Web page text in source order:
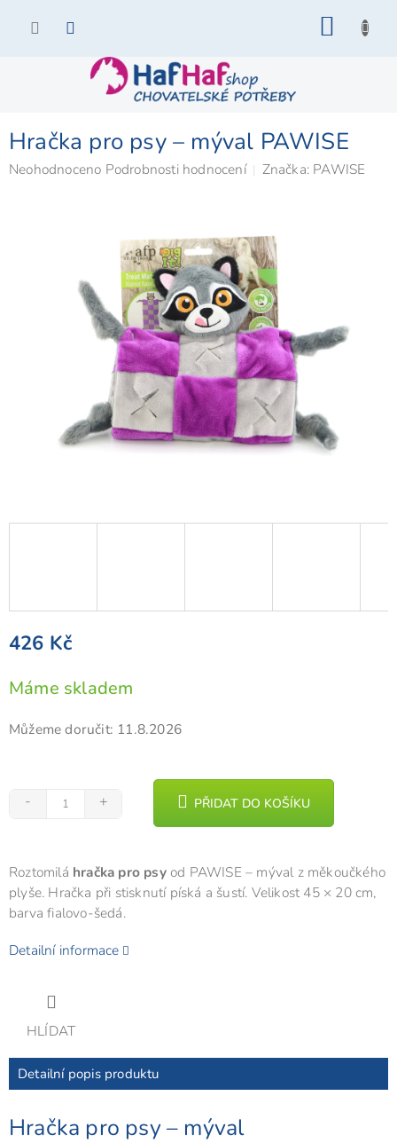
Hračka pro psy – mýval PAWISE
Průměrné
Neohodnoceno Podrobnosti hodnocení Značka: PAWISE
426 Kč
Měrná
cena:
Máme skladem
Můžeme doručit: 11.8.2026
PŘIDAT DO KOŠÍKU
Roztomilá hračka pro psyod PAWISE – mýval z měkoučkého
plyše. Hračka při stisknutí píská a šustí. Velikost 45 × 20 cm,
barva fialovo-šedá.
Detailní informace
HLÍDAT
Detailní popis produktu
Hračka pro psy – mýval